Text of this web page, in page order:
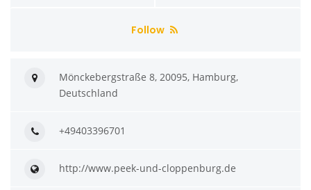
Follow
Mönckebergstraße 8, 20095, Hamburg,
Deutschland
+49403396701
http://www.peek-und-cloppenburg.de